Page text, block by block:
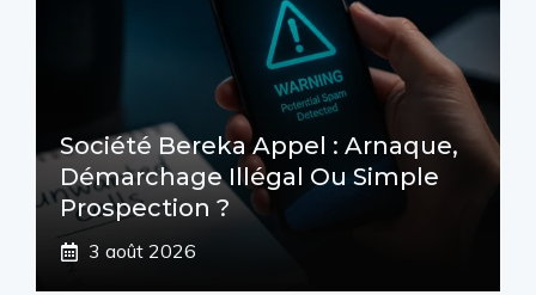
Société Bereka Appel : Arnaque,
Démarchage Illégal Ou Simple
Prospection ?
3 août 2026